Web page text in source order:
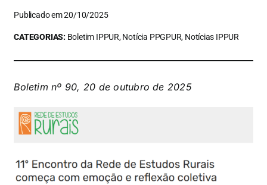
Publicado em 20/10/2025
CATEGORIAS: Boletim IPPUR, Notícia PPGPUR, Notícias IPPUR
Boletim nº 90, 20 de outubro de 2025